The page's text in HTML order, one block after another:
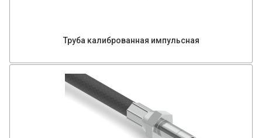
Труба калиброванная импульсная